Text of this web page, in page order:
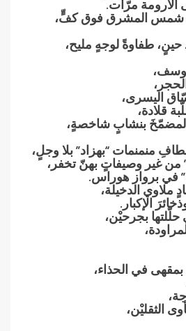
الأرومة مرّات.
شمس المشرق فوق كفٍّ،
حينٍ، طفاوةً لوجهٍ مليح،
يوسف،
اليسرى،
قلادة،
بنشابٍ شاخصةٍ،
منمنمات “بهزاد” بلا وجلٍ،
غير وصيفاتٍ بهنّ تخفر،
في برواز هوراس.
ملاوي الدخيلة،
الإكبار.
حلّلتها بجرحيْن،
بمقهى في الحذاء،
الثقليْن،